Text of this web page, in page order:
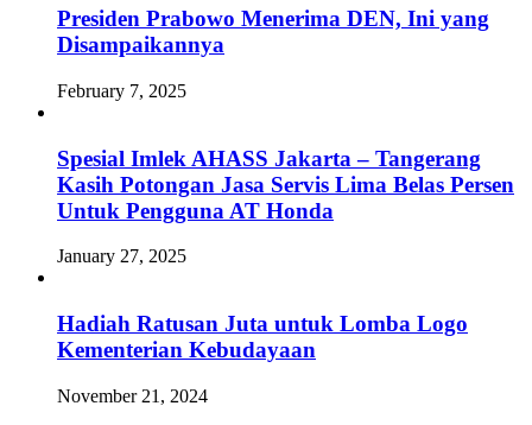
Presiden Prabowo Menerima DEN, Ini yang
Disampaikannya
February 7, 2025
Spesial Imlek AHASS Jakarta – Tangerang
Kasih Potongan Jasa Servis Lima Belas Persen
Untuk Pengguna AT Honda
January 27, 2025
Hadiah Ratusan Juta untuk Lomba Logo
Kementerian Kebudayaan
November 21, 2024